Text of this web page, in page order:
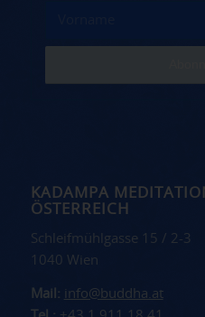
KADAMPA
ÖSTERREICH
Schleifmühlgasse 15 / 2-3
1040 Wien
Mail: info@buddha.at